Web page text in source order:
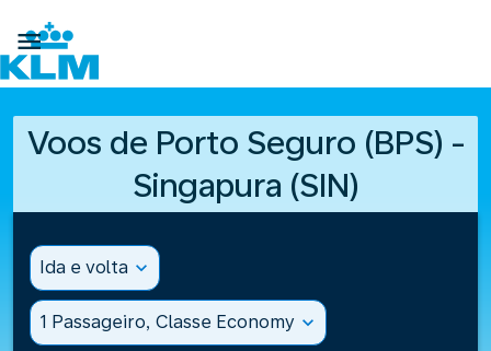

Voos de Porto Seguro (BPS) -
Singapura (SIN)
Ida e volta expand_more
1 Passageiro, Classe Economy expand_more